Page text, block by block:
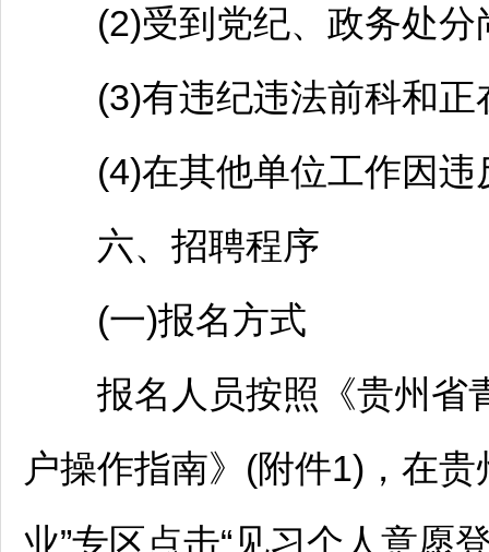
(2)受到党纪、政务处分
(3)有违纪违法前科和正
(4)在其他单位工作因违
六、 招聘程序
(一)报名方式
报名人员按照《贵州省
户操作指南》(附件1)，在贵
业”专区点击“见习个人意愿